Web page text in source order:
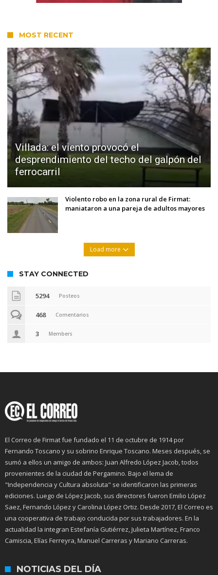
MOST RECENT
Villada: el viento provocó el
desprendimiento del techo del galpón del
ferrocarril
Violento robo en la zona rural de Firmat:
maniataron a una pareja de adultos mayores
Load more
STAY CONNECTED
5294 Posteos
468 Comentarios
3 Members
El Correo de Firmat fue fundado el 11 de octubre de 1914 por
Fernando Toscano y su sobrino Enrique Toscano. Meses después, se
sumó a ellos un amigo de ambos: Juan Alfredo López Jacob, todos
provenientes de la ciudad de Pergamino. Bajo el lema de
"Independencia y Cultura absoluta" se identificaron las primeras
ediciones. Luego de López Jacob, sus directores fueron Emilio López
Saez, Fernando López y Carolina López Ortiz. Desde 2017, El Correo es
una cooperativa de trabajo conducida por sus trabajadores. En la
actualidad la integran Estefanía Gutiérrez, Julieta Martínez, Franco
Camiscia, Elías Ferreyra, Manuel Carreras y Mariano Carreras.
NOTICIAS DEL DÍA